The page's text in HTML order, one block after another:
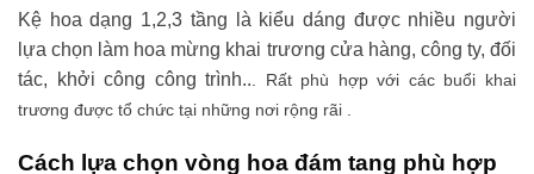
Kệ hoa dạng 1,2,3 tầng là kiểu dáng được nhiều người
lựa chọn làm hoa mừng khai trương cửa hàng, công ty, đối
tác, khởi công công trình.. . Rất phù hợp với các buổi khai
trương được tổ chức tại những nơi rộng rãi .
Cách lựa chọn vòng hoa đám tang phù hợp